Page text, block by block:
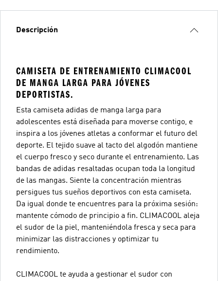
Descripción
CAMISETA DE ENTRENAMIENTO CLIMACOOL
DE MANGA LARGA PARA JÓVENES
DEPORTISTAS.
Esta camiseta adidas de manga larga para
adolescentes está diseñada para moverse contigo, e
inspira a los jóvenes atletas a conformar el futuro del
deporte. El tejido suave al tacto del algodón mantiene
el cuerpo fresco y seco durante el entrenamiento. Las
bandas de adidas resaltadas ocupan toda la longitud
de las mangas. Siente la concentración mientras
persigues tus sueños deportivos con esta camiseta.
Da igual donde te encuentres para la próxima sesión:
mantente cómodo de principio a fin. CLIMACOOL aleja
el sudor de la piel, manteniéndola fresca y seca para
minimizar las distracciones y optimizar tu
rendimiento.
CLIMACOOL te ayuda a gestionar el sudor con